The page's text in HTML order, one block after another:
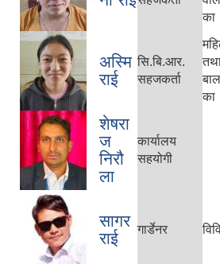
का
अस्मि
राई
सि.बि.आर.
सहजकर्ता
का
शेषरा
ज
निरौ
ला
कार्यालय
सहयोगी
सागर
राई
गार्डेनर